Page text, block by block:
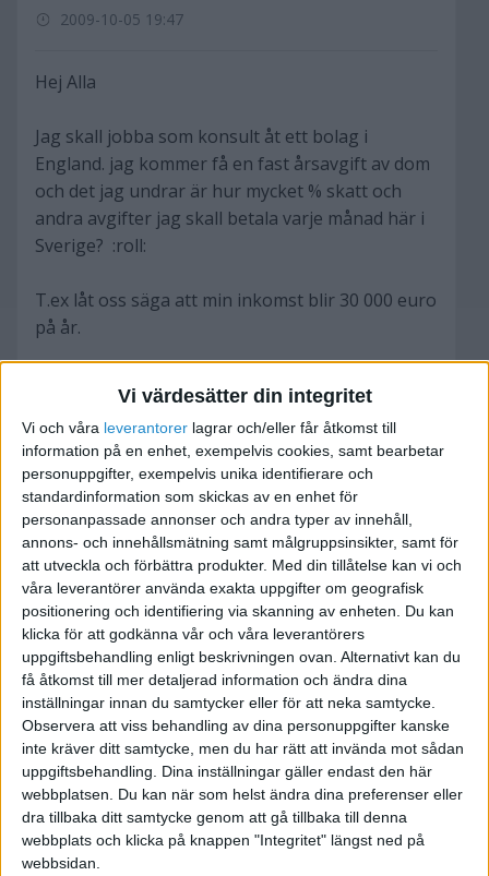
Vi värdesätter din integritet
Vi och våra leverantorer lagrar och/eller får åtkomst till
information på en enhet, exempelvis cookies, samt bearbetar
personuppgifter, exempelvis unika identifierare och
standardinformation som skickas av en enhet för
personanpassade annonser och andra typer av innehåll,
annons- och innehållsmätning samt målgruppsinsikter, samt för
att utveckla och förbättra produkter. Med din tillåtelse kan vi och
våra leverantörer använda exakta uppgifter om geografisk
positionering och identifiering via skanning av enheten. Du kan
klicka för att godkänna vår och våra leverantörers
uppgiftsbehandling enligt beskrivningen ovan. Alternativt kan du
få åtkomst till mer detaljerad information och ändra dina
inställningar innan du samtycker eller för att neka samtycke.
Observera att viss behandling av dina personuppgifter kanske
inte kräver ditt samtycke, men du har rätt att invända mot sådan
uppgiftsbehandling. Dina inställningar gäller endast den här
webbplatsen. Du kan när som helst ändra dina preferenser eller
dra tillbaka ditt samtycke genom att gå tillbaka till denna
webbplats och klicka på knappen "Integritet" längst ned på
webbsidan.
2009-10-05 19:47
Hej Alla
Jag skall jobba som konsult åt ett bolag i
England. jag kommer få en fast årsavgift av dom
och det jag undrar är hur mycket % skatt och
andra avgifter jag skall betala varje månad här i
Sverige? :roll:
T.ex låt oss säga att min inkomst blir 30 000 euro
på år.
Hans F
2009-10-06 01:42
Beror ju lite på olika saker. För det första. Skall
du ha en enskild firma och debitera det engelska
företaget ?
Hur gammal är du ? (Födelseår)
Din kommunalskatt?
Hans